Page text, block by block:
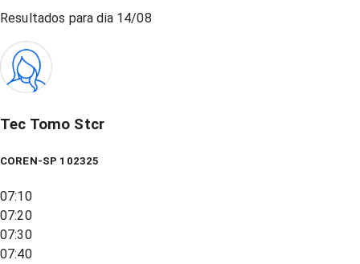
Resultados para dia 14/08
Tec Tomo Stcr
COREN-SP 102325
07:10
07:20
07:30
07:40